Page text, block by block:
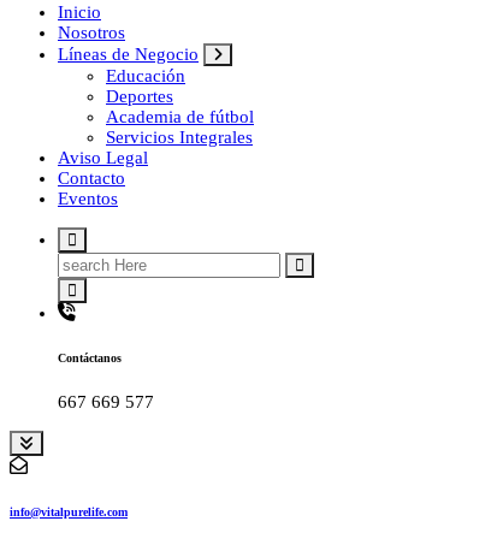
Inicio
Nosotros
Líneas de Negocio
Educación
Deportes
Academia de fútbol
Servicios Integrales
Aviso Legal
Contacto
Eventos
Search
for:
Contáctanos
667 669 577
info@vitalpurelife.com